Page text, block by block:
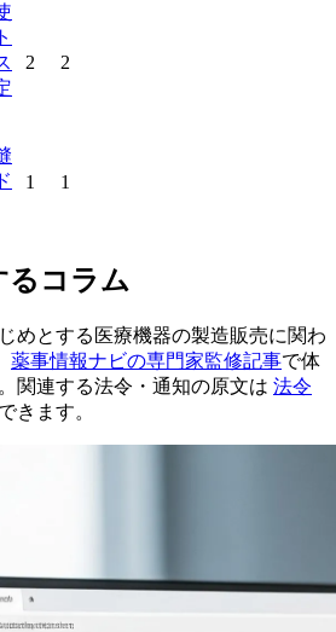
2 2
1 1
るコラム
めとする医療機器の製造販売に関わ
薬事情報ナビの専門家監修記事で体
関連する法令・通知の原文は 法令
きます。